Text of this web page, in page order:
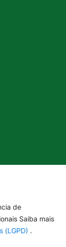
de
Saiba mais
(LGPD) .